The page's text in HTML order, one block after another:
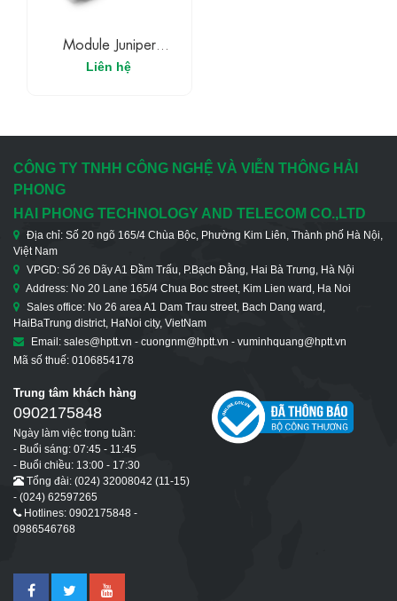
Module Juniper
1.25Gb/s EX-SFP-1GE-
Liên hệ
CÔNG TY TNHH CÔNG NGHỆ VÀ VIỄN THÔNG HẢI
PHONG
HAI PHONG TECHNOLOGY AND TELECOM CO.,LTD
Địa chỉ: Số 20 ngõ 165/4 Chùa Bộc, Phường Kim Liên, Thành phố Hà Nội,
Việt Nam
VPGD: Số 26 Dãy A1 Đầm Trấu, P.Bạch Đằng, Hai Bà Trưng, Hà Nội
Address: No 20 Lane 165/4 Chua Boc street, Kim Lien ward, Ha Noi
Sales office: No 26 area A1 Dam Trau street, Bach Dang ward,
HaiBaTrung district, HaNoi city, VietNam
Email: sales@hptt.vn - cuongnm@hptt.vn - vuminhquang@hptt.vn
Mã số thuế: 0106854178
Trung tâm khách hàng
0902175848
Ngày làm việc trong tuần:
- Buổi sáng: 07:45 - 11:45
- Buổi chiều: 13:00 - 17:30
Tổng đài: (024) 32008042 (11-15)
- (024) 62597265
Hotlines: 0902175848 -
0986546768